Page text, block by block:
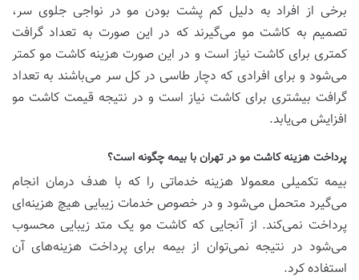
برخی از افراد به دلیل کم پشت بودن مو در نواجی جلوی سر،
تصمیم به کاشت مو می‌گیرند که در این صورت به تعداد گرافت
کمتری برای کاشت نیاز است و در این صورت هزینه کاشت مو کمتر
می‌شود و برای افرادی که دچار طاسی در کل سر می‌باشند به تعداد
گرافت بیشتری برای کاشت نیاز است و در نتیجه قیمت کاشت مو
افزایش می‌یابد.
پرداخت هزینه کاشت مو در تهران با بیمه چگونه است؟
بیمه تکمیلی معمولا هزینه خدماتی را که با هدف درمان انجام
می‌گیرد متحمل می‌شود و در خصوص خدمات زیبایی هیچ هزینه‌ای
پرداخت نمی‌کند. از آنجایی که کاشت مو یک متد زیبایی محسوب
می‌شود در نتیجه نمی‌توان از بیمه برای پرداخت هزینه‌های آن
استفاده کرد.